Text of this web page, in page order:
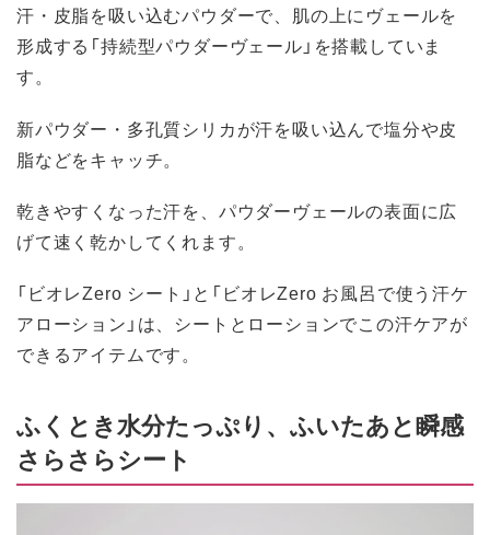
汗・皮脂を吸い込むパウダーで、肌の上にヴェールを
形成する「持続型パウダーヴェール」を搭載していま
す。
新パウダー・多孔質シリカが汗を吸い込んで塩分や皮
脂などをキャッチ。
乾きやすくなった汗を、パウダーヴェールの表面に広
げて速く乾かしてくれます。
「ビオレZero シート」と「ビオレZero お風呂で使う汗ケ
アローション」は、シートとローションでこの汗ケアが
できるアイテムです。
ふくとき水分たっぷり、ふいたあと瞬感
さらさらシート